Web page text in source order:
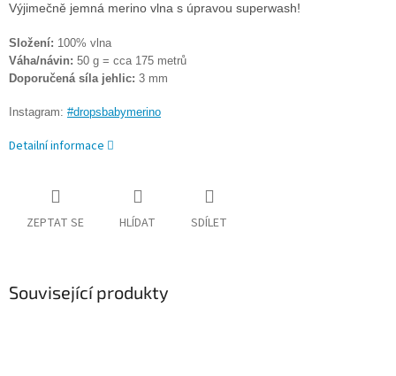
Výjimečně jemná merino vlna s úpravou superwash!
Složení: 100% vlna
Váha/návin: 50 g = cca 175 metrů
Doporučená síla jehlic: 3 mm
Instagram: #dropsbabymerino
Detailní informace
ZEPTAT SE HLÍDAT SDÍLET
Související produkty